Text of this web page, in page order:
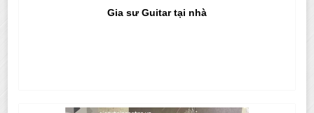
Gia sư Guitar tại nhà